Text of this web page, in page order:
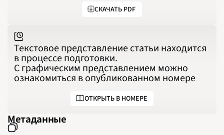
2004
2005
2011
2012
2013
2014
2015
2016
2018
2019
СКАЧАТЬ PDF
Текстовое представление статьи находится
в процессе подготовки.
С графическим представлением можно
ознакомиться в опубликованном номере
ОТКРЫТЬ В НОМЕРЕ
Метаданные